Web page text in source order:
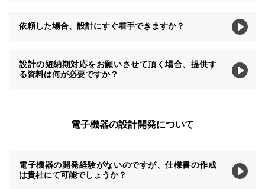
依頼した場合、設計にすぐ着手できますか？
設計の短納期対応をお願いさせて頂く場合、提供す
る資料は何が必要ですか？
電子機器の設計開発について
電子機器の開発経験がないのですが、仕様書の作成
は貴社にて可能でしょうか？